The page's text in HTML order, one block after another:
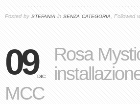
Posted by STEFANIA in SENZA CATEGORIA , Followed
09DIC
Rosa
MCC